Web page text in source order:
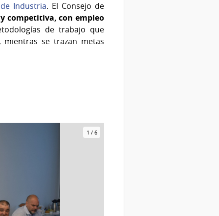
Industria. El Consejo de
competitiva, con empleo
de trabajo que
se trazan metas
1 / 6